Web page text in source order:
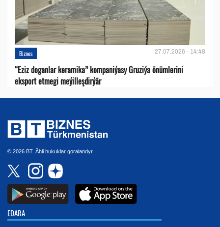
Biznes 27.07.2026 - 14:48
“Eziz doganlar keramika” kompaniýasy Gruziýa önümlerini
eksport etmegi meýilleşdirýär
© 2026 BT. Ähli hukuklar goralandyr.
EDARA